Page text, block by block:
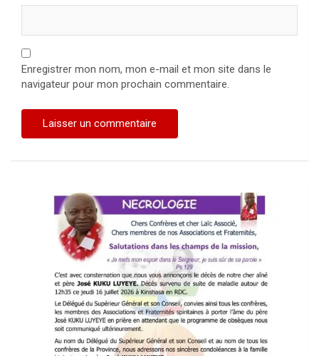
Enregistrer mon nom, mon e-mail et mon site dans le
navigateur pour mon prochain commentaire.